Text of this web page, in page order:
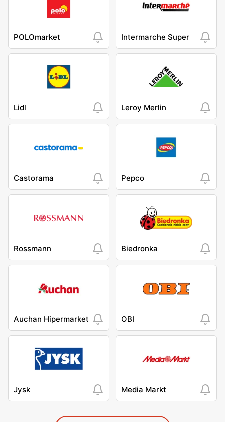
POLOmarket Intermarche Super
Lidl Leroy Merlin
Castorama Pepco
Rossmann Biedronka
Auchan Hipermarket OBI
Jysk Media Markt